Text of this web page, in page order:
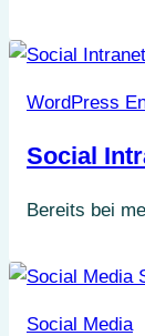
WordPress
Social
Bereits bei
Social Media